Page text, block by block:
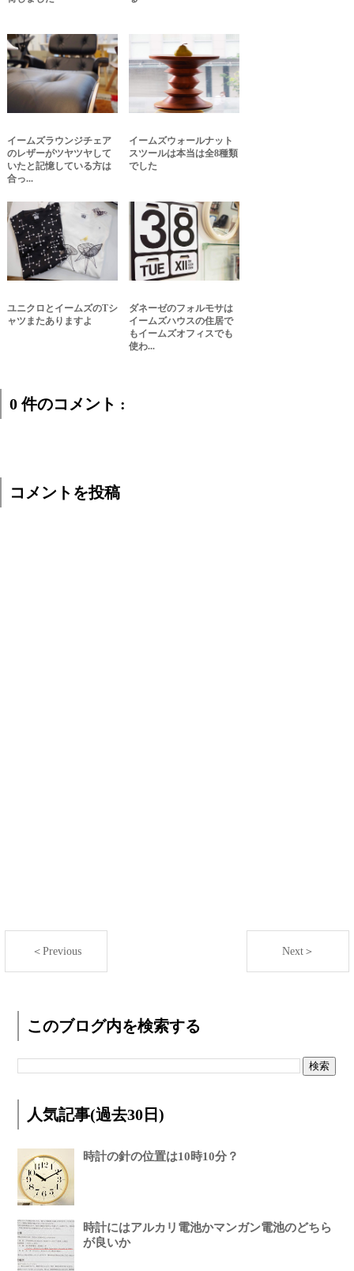
イームズラウンジチェア
のレザーがツヤツヤして
いたと記憶している方は
合っ...
イームズウォールナット
スツールは本当は全8種類
でした
ユニクロとイームズのTシ
ャツまたありますよ
ダネーゼのフォルモサは
イームズハウスの住居で
もイームズオフィスでも
使わ...
0 件のコメント :
コメントを投稿
＜Previous Next＞
このブログ内を検索する
人気記事(過去30日)
時計の針の位置は10時10分？
時計にはアルカリ電池かマンガン電池のどちら
が良いか